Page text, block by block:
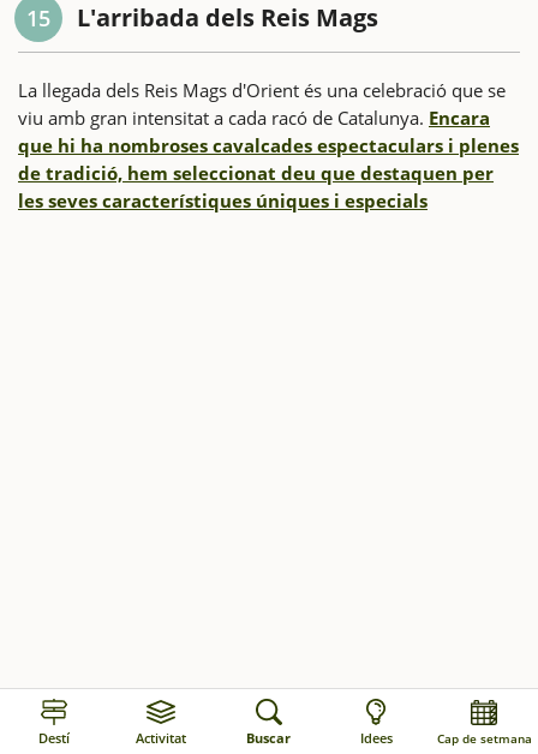
15 L'arribada dels Reis Mags
La llegada dels Reis Mags d'Orient és una celebració que se
viu amb gran intensitat a cada racó de Catalunya. Encara
que hi ha nombroses cavalcades espectaculars i plenes
de tradició, hem seleccionat deu que destaquen per
les seves característiques úniques i especials
Agenda
Destí Activitat Buscar Idees Cap de setmana